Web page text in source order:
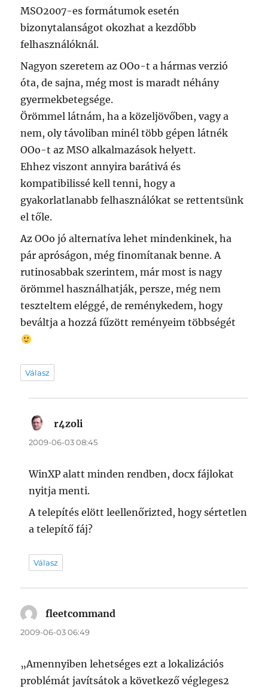
MSO2007-es formátumok esetén
bizonytalanságot okozhat a kezdőbb
felhasználóknál.
Nagyon szeretem az OOo-t a hármas verzió
óta, de sajna, még most is maradt néhány
gyermekbetegsége.
Örömmel látnám, ha a közeljövőben, vagy a
nem, oly távoliban minél több gépen látnék
OOo-t az MSO alkalmazások helyett.
Ehhez viszont annyira barátivá és
kompatibilissé kell tenni, hogy a
gyakorlatlanabb felhasználókat se rettentsünk
el tőle.
Az OOo jó alternatíva lehet mindenkinek, ha
pár apróságon, még finomítanak benne. A
rutinosabbak szerintem, már most is nagy
örömmel használhatják, persze, még nem
teszteltem eléggé, de reménykedem, hogy
beváltja a hozzá fűzött reményeim többségét
Válasz
r4zoli
2009-06-03 08:45
WinXP alatt minden rendben, docx fájlokat
nyitja menti.
A telepítés elött leellenőrizted, hogy sértetlen
a telepítő fáj?
Válasz
fleetcommand
2009-06-03 06:49
„Amennyiben lehetséges ezt a lokalizációs
problémát javítsátok a következő végleges2